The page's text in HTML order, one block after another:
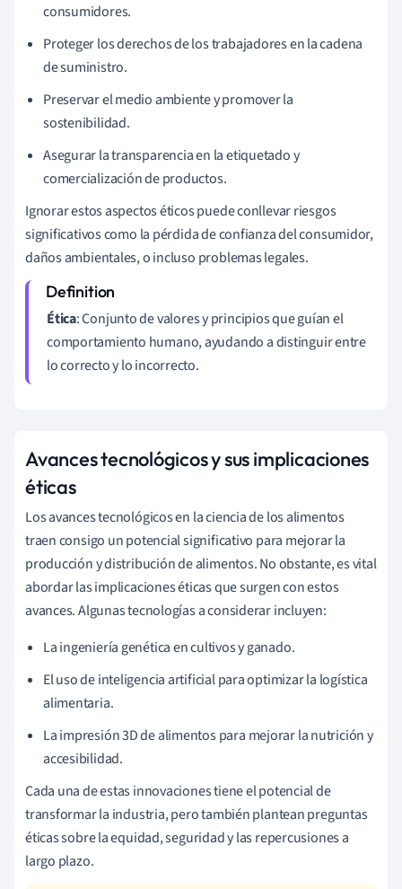
consumidores.
Proteger los derechos de los trabajadores en la cadena
de suministro.
Preservar el medio ambiente y promover la
sostenibilidad.
Asegurar la transparencia en la etiquetado y
comercialización de productos.
Ignorar estos aspectos éticos puede conllevar riesgos
significativos como la pérdida de confianza del consumidor,
daños ambientales, o incluso problemas legales.
Ética: Conjunto de valores y principios que guían el
comportamiento humano, ayudando a distinguir entre
lo correcto y lo incorrecto.
Avances tecnológicos y sus implicaciones
éticas
Los avances tecnológicos en la ciencia de los alimentos
traen consigo un potencial significativo para mejorar la
producción y distribución de alimentos. No obstante, es vital
abordar las implicaciones éticas que surgen con estos
avances. Algunas tecnologías a considerar incluyen:
La ingeniería genética en cultivos y ganado.
El uso de inteligencia artificial para optimizar la logística
alimentaria.
La impresión 3D de alimentos para mejorar la nutrición y
accesibilidad.
Cada una de estas innovaciones tiene el potencial de
transformar la industria, pero también plantean preguntas
éticas sobre la equidad, seguridad y las repercusiones a
largo plazo.